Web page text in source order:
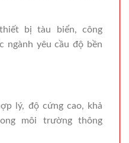
bị tàu biển, công
ngành yêu cầu độ bền
lý, độ cứng cao, khả
môi trường thông